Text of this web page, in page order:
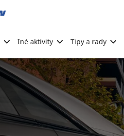
Iné aktivity Tipy a rady